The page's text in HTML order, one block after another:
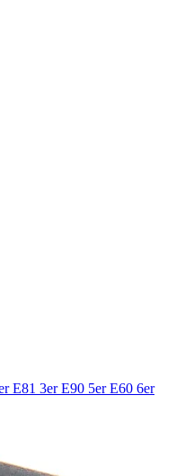
E81 3er E90 5er E60 6er